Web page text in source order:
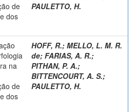
de
dos
PAULETTO, H.
na
de
dos
HOFF, R.; MELLO, L. M. R.
de; FARIAS, A. R.;
PITHAN, P. A.;
BITTENCOURT, A. S.;
PAULETTO, H.